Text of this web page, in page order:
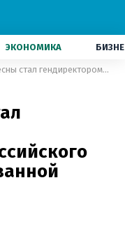
ЭКОНОМИКА
Экс-игрок Десны стал гендиректором новосозданного российского клуба на оккупированной территории